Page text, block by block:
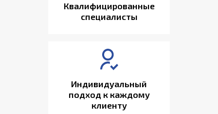
Квалифицированные
специалисты
Индивидуальный
подход к каждому
клиенту